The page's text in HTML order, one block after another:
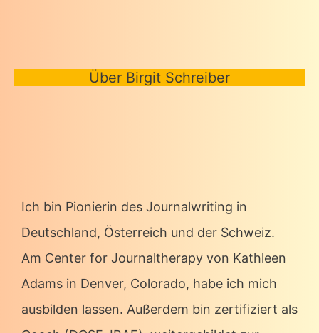
UNS
Über Birgit Schreiber
Ich bin Pionierin des Journalwriting in
Deutschland, Österreich und der Schweiz.
Am Center for Journaltherapy von Kathleen
Adams in Denver, Colorado, habe ich mich
ausbilden lassen. Außerdem bin zertifiziert als